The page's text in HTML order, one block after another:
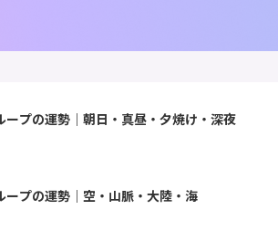
ープの運勢｜朝日・真昼・夕焼け・深夜
ープの運勢｜空・山脈・大陸・海